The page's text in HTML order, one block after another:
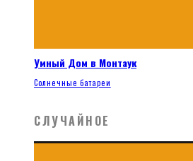
Умный Дом в Монтаук
Солнечные батареи
СЛУЧАЙНОЕ